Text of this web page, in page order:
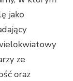
jako
ze
oraz